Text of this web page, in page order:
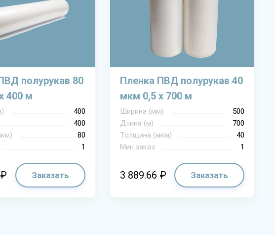
полурукав 80
400 м
400
400
80
1
Заказать
Пленка ПВД полурукав 40
мкм 0,5 х 700 м
Ширина (мм)
500
Длина (м)
700
Толщина (мкм)
40
Мин.заказ
1
3 889.66 ₽ Заказать